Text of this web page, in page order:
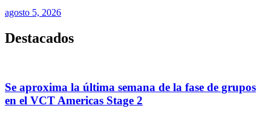
agosto 5, 2026
Destacados
Se aproxima la última semana de la fase de grupos
en el VCT Americas Stage 2